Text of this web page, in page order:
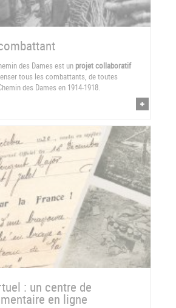
des Dames est un projet collaboratif
tous les combattants, de toutes
des Dames en 1914-1918.
: un centre de
en ligne